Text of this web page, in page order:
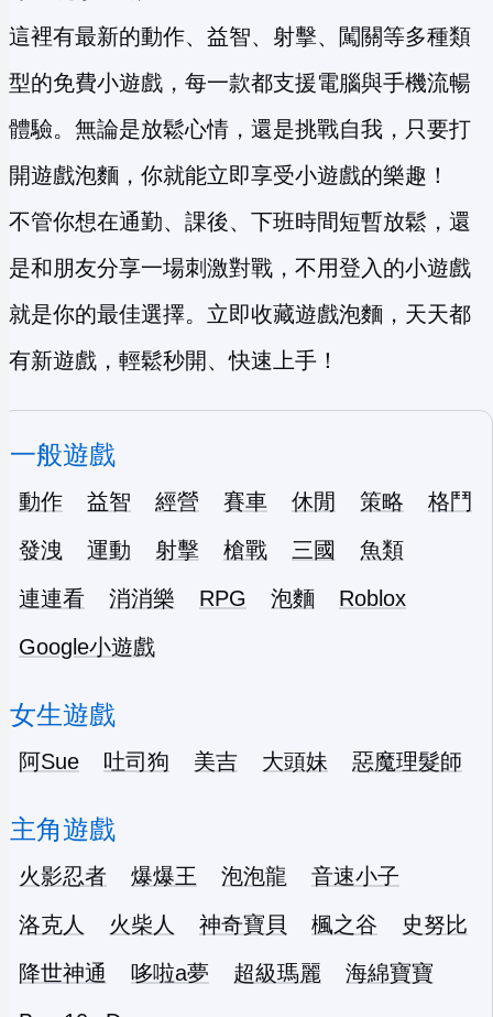
這裡有最新的動作、益智、射擊、闖關等多種類
型的免費小遊戲，每一款都支援電腦與手機流暢
體驗。無論是放鬆心情，還是挑戰自我，只要打
開遊戲泡麵，你就能立即享受小遊戲的樂趣！
不管你想在通勤、課後、下班時間短暫放鬆，還
是和朋友分享一場刺激對戰，不用登入的小遊戲
就是你的最佳選擇。立即收藏遊戲泡麵，天天都
有新遊戲，輕鬆秒開、快速上手！
一般遊戲
動作 益智 經營 賽車 休閒 策略
格鬥
發洩
運動 射擊 槍戰 三國
魚類
連連看
消消樂 RPG 泡麵
Roblox
Google小遊戲
女生遊戲
阿Sue 吐司狗 美吉 大頭妹 惡魔理髮師
主角遊戲
火影忍者 爆爆王 泡泡龍
音速小子
洛克人
火柴人 神奇寶貝 楓之谷
史努比
降世神通
哆啦a夢 超級瑪麗
海綿寶寶